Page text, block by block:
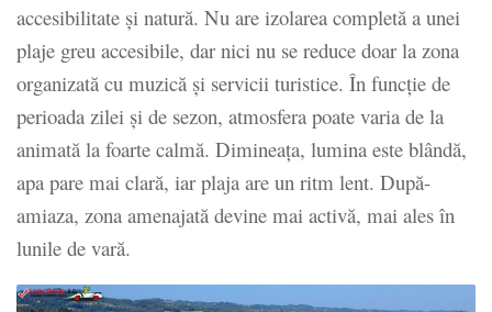
accesibilitate și natură. Nu are izolarea completă a unei
plaje greu accesibile, dar nici nu se reduce doar la zona
organizată cu muzică și servicii turistice. În funcție de
perioada zilei și de sezon, atmosfera poate varia de la
animată la foarte calmă. Dimineața, lumina este blândă,
apa pare mai clară, iar plaja are un ritm lent. După-
amiaza, zona amenajată devine mai activă, mai ales în
lunile de vară.